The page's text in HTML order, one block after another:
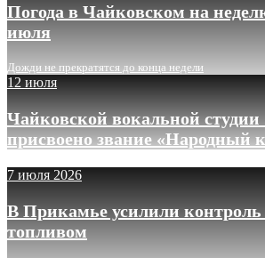
Погода в Чайковском на
июля
Дожди не прекратятся до конца недели
12 июля
Чайковской вокальной
присвоено звание «Народный
7 июля 2026
В Прикамье усилили контроль
топливом